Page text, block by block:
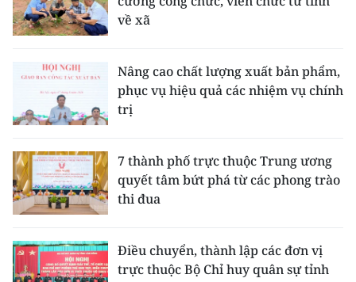
về xã
Nâng cao chất lượng xuất bản phẩm,
phục vụ hiệu quả các nhiệm vụ chính
trị
7 thành phố trực thuộc Trung ương
quyết tâm bứt phá từ các phong trào
thi đua
Điều chuyển, thành lập các đơn vị
trực thuộc Bộ Chỉ huy quân sự tỉnh